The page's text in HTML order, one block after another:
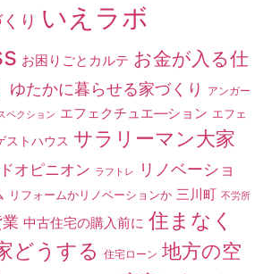
り いえラボ
お困りごとカルテ お金が入る仕
ゆたかに暮らせる家づくり
アンガー
ペクション エフェクチュエ―ション エフェ
ストハウス サラリーマン大家
オピニオン ラフトレ
リノベーショ
リフォームかリノベーションか 三川町 不労所
中古住宅の購入前に 住まなく
どうする
住宅ローン 地方の空